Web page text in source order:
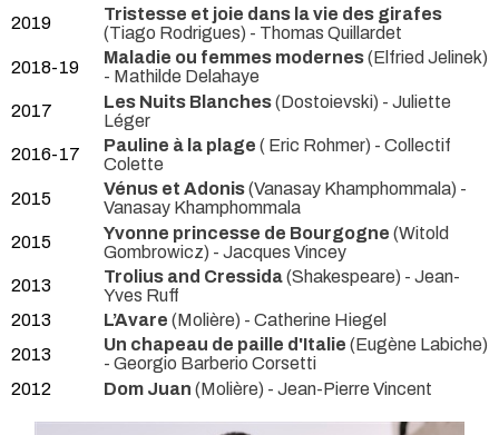
2019
Tristesse et joie dans la vie des girafes
(Tiago Rodrigues) - Thomas Quillardet
2018-19
Maladie ou femmes modernes(Elfried Jelinek)
- Mathilde Delahaye
2017
Les Nuits Blanches(Dostoievski) - Juliette
Léger
2016-17
Pauline à la plage ( Eric Rohmer) - Collectif
Colette
2015
Vénus et Adonis(Vanasay Khamphommala) -
Vanasay Khamphommala
2015
Yvonne princesse de Bourgogne (Witold
Gombrowicz) - Jacques Vincey
2013
Trolius and Cressida(Shakespeare) - Jean-
Yves Ruff
2013
L’Avare (Molière) - Catherine Hiegel
2013
Un chapeau de paille d'Italie (Eugène Labiche)
- Georgio Barberio Corsetti
2012
Dom Juan (Molière) - Jean-Pierre Vincent